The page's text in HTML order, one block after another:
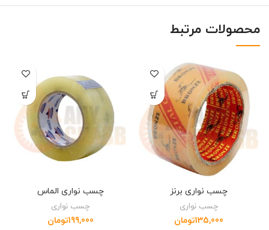
محصولات مرتبط
چسب نواری برنز
چسب نواری
135,000تومان
چسب نواری الماس
چسب نواری
199,000تومان